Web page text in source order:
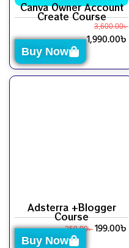
Canva Owner Account
Create Course
3,600.00৳
1,990.00৳
Buy Now
Adsterra +Blogger
Course
350.00৳ 199.00৳
Buy Now